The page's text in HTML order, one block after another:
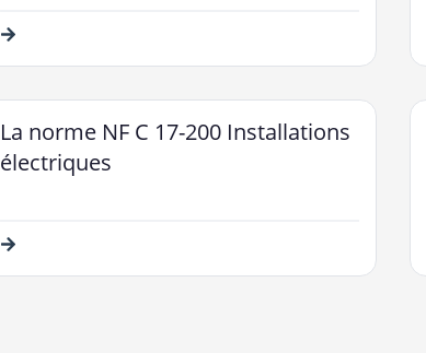
La norme NF C 17-200 Installations
électriques